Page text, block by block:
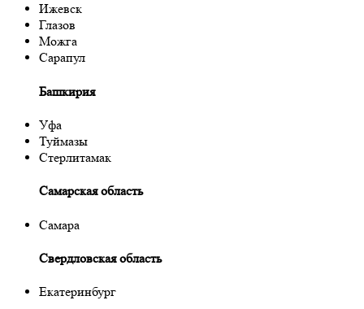
Ижевск
Глазов
Можга
Сарапул
Башкирия
Уфа
Туймазы
Стерлитамак
Самарская область
Самара
Свердловская область
Екатеринбург